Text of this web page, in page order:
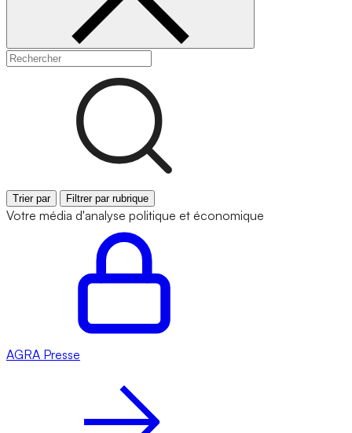
Trier par Filtrer par rubrique
Votre média d'analyse politique et économique
AGRA Presse